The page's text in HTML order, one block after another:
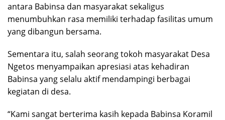
antara Babinsa dan masyarakat sekaligus
menumbuhkan rasa memiliki terhadap fasilitas umum
yang dibangun bersama.
Sementara itu, salah seorang tokoh masyarakat Desa
Ngetos menyampaikan apresiasi atas kehadiran
Babinsa yang selalu aktif mendampingi berbagai
kegiatan di desa.
“Kami sangat berterima kasih kepada Babinsa Koramil